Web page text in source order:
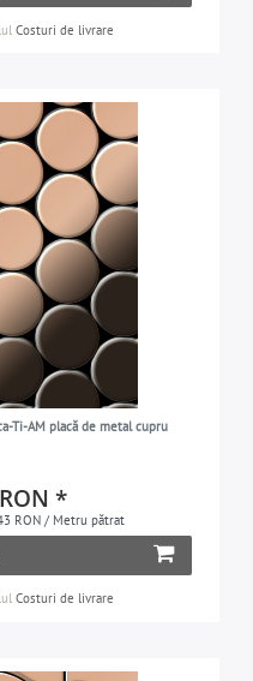
Costuri de livrare
Ti-AM placă de metal cupru
*
RON / Metru pătrat
Costuri de livrare